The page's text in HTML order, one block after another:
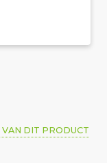
DIT PRODUCT